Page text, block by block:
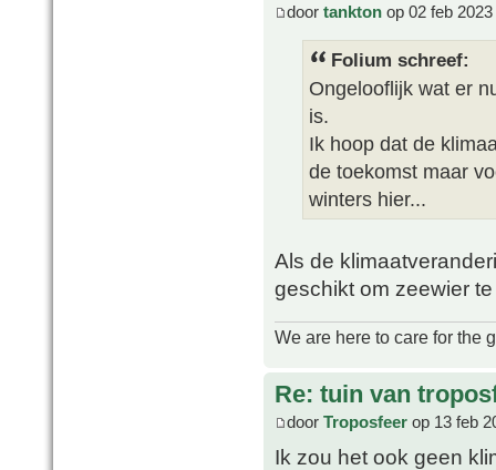
door tankton op 02 feb
Folium schreef:
Ongelooflijk wat er
is.
Ik hoop dat de
de toekomst maar
winters hier...
Als de
geschikt om zeewier
We are here to care for the
Re: tuin van
door Troposfeer op 13 feb
Ik zou het ook geen